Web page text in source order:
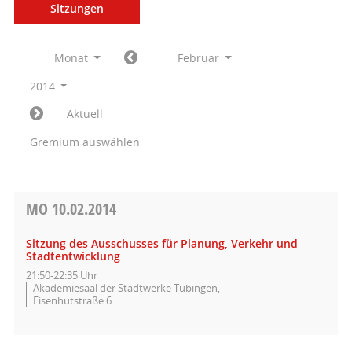
Sitzungen
Monat
Februar
2014
Aktuell
Gremium auswählen
MO 10.02.2014
Sitzung des Ausschusses für Planung, Verkehr und
Stadtentwicklung
21:50-22:35 Uhr
Akademiesaal der Stadtwerke Tübingen,
Eisenhutstraße 6